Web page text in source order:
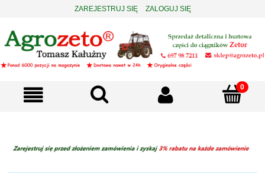
ZAREJESTRUJ SIĘ ZALOGUJ SIĘ